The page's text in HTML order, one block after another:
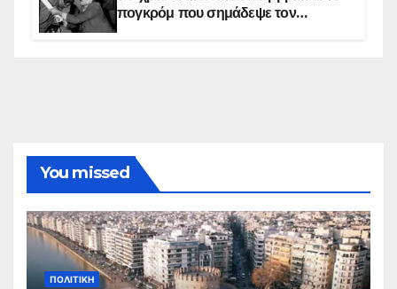
πογκρόμ που σημάδεψε τον
You missed
ΠΟΛΙΤΙΚΉ